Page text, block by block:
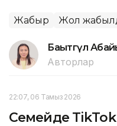
Жаңбыр Жол
Бақытгүл
Авторлар
22:07, 06 Тамыз 2026
Семейде